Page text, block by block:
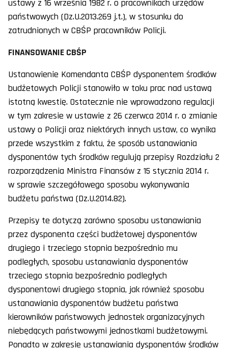
ustawy z 16 września 1982 r. o pracownikach urzędów
państwowych (Dz.U.2013.269 j.t.), w stosunku do
zatrudnionych w CBŚP pracowników Policji.
FINANSOWANIE CBŚP
Ustanowienie Komendanta CBŚP dysponentem środków
budżetowych Policji stanowiło w toku prac nad ustawą
istotną kwestię. Ostatecznie nie wprowadzono regulacji
w tym zakresie w ustawie z 26 czerwca 2014 r. o zmianie
ustawy o Policji oraz niektórych innych ustaw, co wynika
przede wszystkim z faktu, że sposób ustanawiania
dysponentów tych środków regulują przepisy Rozdziału 2
rozporządzenia Ministra Finansów z 15 stycznia 2014 r.
w sprawie szczegółowego sposobu wykonywania
budżetu państwa (Dz.U.2014.82).
Przepisy te dotyczą zarówno sposobu ustanawiania
przez dysponenta części budżetowej dysponentów
drugiego i trzeciego stopnia bezpośrednio mu
podległych, sposobu ustanawiania dysponentów
trzeciego stopnia bezpośrednio podległych
dysponentowi drugiego stopnia, jak również sposobu
ustanawiania dysponentów budżetu państwa
kierowników państwowych jednostek organizacyjnych
niebędących państwowymi jednostkami budżetowymi.
Ponadto w zakresie ustanawiania dysponentów środków